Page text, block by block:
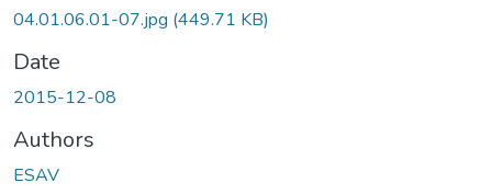
04.01.06.01-07.jpg (449.71 KB)
Date
2015-12-08
Authors
ESAV